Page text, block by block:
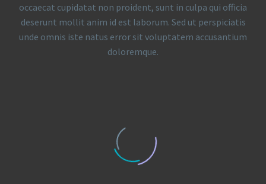
occaecat cupidatat non proident, sunt in culpa qui officia
deserunt mollit anim id est laborum. Sed ut perspiciatis
unde omnis iste natus error sit voluptatem accusantium
doloremque.